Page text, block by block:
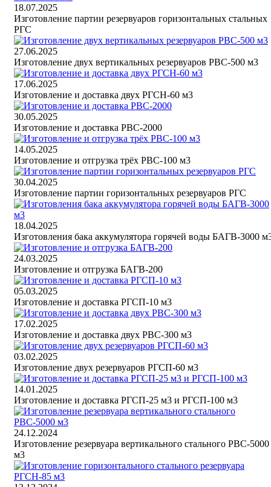
18.07.2025
Изготовление партии резервуаров горизонтальных стальных
РГС
27.06.2025
Изготовление двух вертикальных резервуаров РВС-500 м3
17.06.2025
Изготовление и доставка двух РГСН-60 м3
30.05.2025
Изготовление и доставка РВС-2000
14.05.2025
Изготовление и отгрузка трёх РВС-100 м3
30.04.2025
Изготовление партии горизонтальных резервуаров РГС
18.04.2025
Изготовления бака аккумулятора горячей воды БАГВ-3000
24.03.2025
Изготовление и отгрузка БАГВ-200
05.03.2025
Изготовление и доставка РГСП-10 м3
17.02.2025
Изготовление и доставка двух РВС-300 м3
03.02.2025
Изготовление двух резервуаров РГСП-60 м3
14.01.2025
Изготовление и доставка РГСП-25 м3 и РГСП-100 м3
24.12.2024
Изготовление резервуара вертикального стального РВС-5000
м3